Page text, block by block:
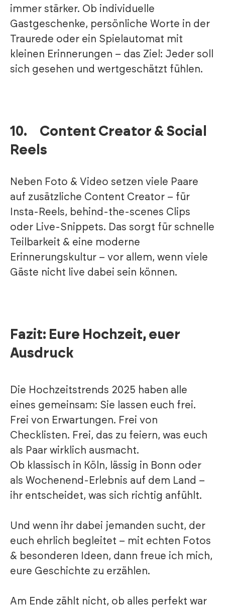
immer stärker. Ob individuelle
Gastgeschenke, persönliche Worte in der
Traurede oder ein Spielautomat mit
kleinen Erinnerungen – das Ziel: Jeder soll
sich gesehen und wertgeschätzt fühlen.
10.
Content Creator & Social
Reels
Neben Foto & Video setzen viele Paare
auf zusätzliche Content Creator – für
Insta-Reels, behind-the-scenes Clips
oder Live-Snippets. Das sorgt für schnelle
Teilbarkeit & eine moderne
Erinnerungskultur – vor allem, wenn viele
Gäste nicht live dabei sein können.
Fazit: Eure Hochzeit, euer
Ausdruck
Die Hochzeitstrends 2025 haben alle
eines gemeinsam: Sie lassen euch frei.
Frei von Erwartungen. Frei von
Checklisten. Frei, das zu feiern, was euch
als Paar wirklich ausmacht.
Ob klassisch in Köln, lässig in Bonn oder
als Wochenend-Erlebnis auf dem Land –
ihr entscheidet, was sich richtig anfühlt.
Und wenn ihr dabei jemanden sucht, der
euch ehrlich begleitet – mit echten Fotos
& besonderen Ideen, dann freue ich mich,
eure Geschichte zu erzählen.
Am Ende zählt nicht, ob alles perfekt war